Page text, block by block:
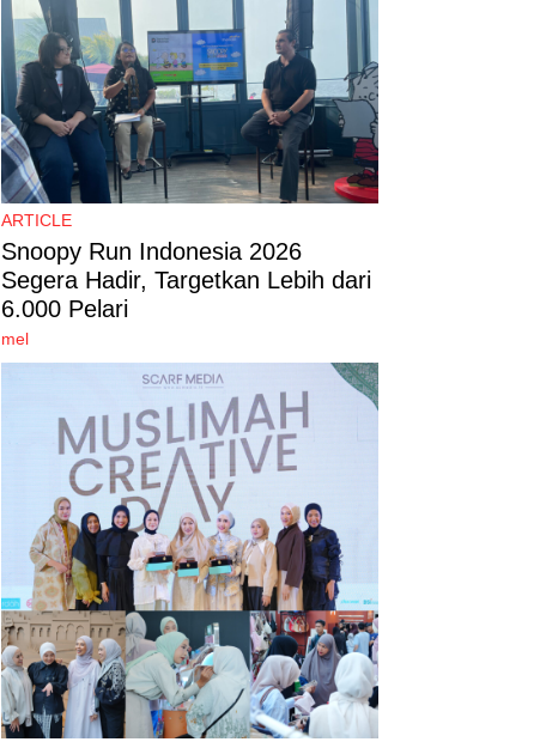
ARTICLE
Snoopy Run Indonesia 2026
Segera Hadir, Targetkan Lebih dari
6.000 Pelari
mel